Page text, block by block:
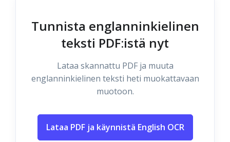
Tunnista englanninkielinen
teksti PDF:istä nyt
Lataa skannattu PDF ja muuta
englanninkielinen teksti heti muokattavaan
muotoon.
Lataa PDF ja käynnistä English OCR